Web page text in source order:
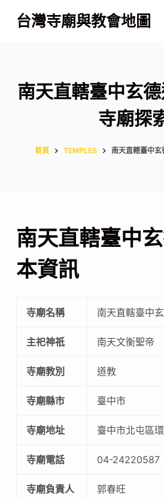
跳
至
台灣寺廟與教會地圖
南天直轄臺中玄
寺廟探
首頁 TEMPLES 南天直轄臺中
南天直轄臺中
本資訊
寺廟名稱 南天直轄臺中
主祀神祇 南天文衡聖帝
寺廟教別 道教
寺廟縣市 臺中市
寺廟地址 臺中市北屯區
寺廟電話 04-24220587
寺廟負責人 郭春旺